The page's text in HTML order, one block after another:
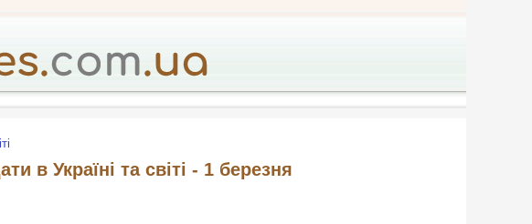
в Україні та світі - 1 березня